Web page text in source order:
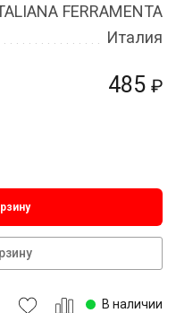
485 ₽
FERRAMENTA
Италия
В наличии